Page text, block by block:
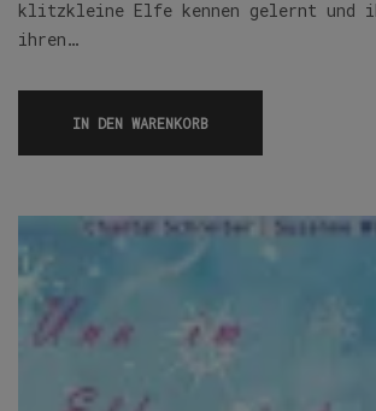
klitzkleine Elfe kennen gelernt und
ihren…
IN DEN WARENKORB